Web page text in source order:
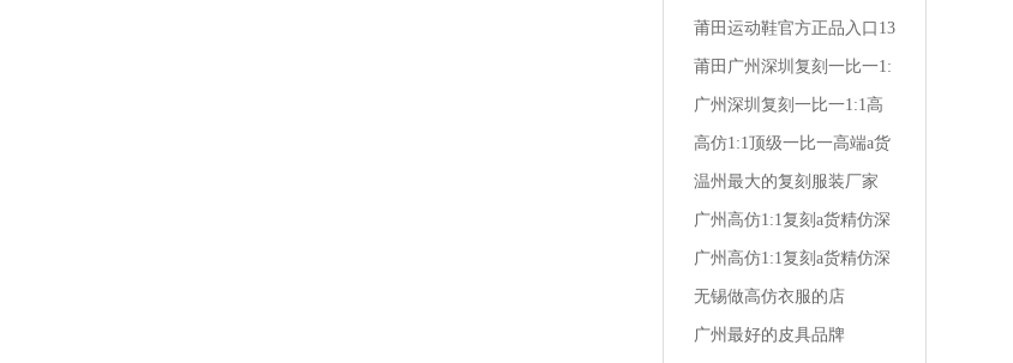
仿a货精仿时尚男装夏衬衫
莆田运动鞋官方正品入口13
岁 女生 运动鞋
莆田广州深圳复刻一比一1:
1高仿a货精仿卡帝琼斯男装
广州深圳复刻一比一1:1高
仿a货精仿汉唐男装服饰女
装
高仿1:1顶级一比一高端a货
精仿深圳复刻广州风尚牛仔
大牌男装
温州最大的复刻服装厂家
广州高仿1:1复刻a货精仿深
圳顶级一比一株洲经典保罗
男装店
广州高仿1:1复刻a货精仿深
圳一比一野牦牛潮流男装
无锡做高仿衣服的店
广州最好的皮具品牌